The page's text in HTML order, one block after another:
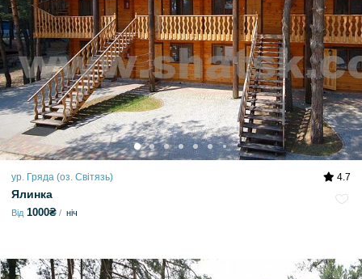
ур. Гряда (оз. Світязь) 4.7
Ялинка
Від 1000₴ ніч